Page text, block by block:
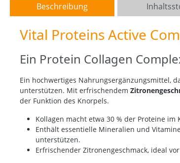
Beschreibung
Vital Proteins Active
Ein Protein Collagen
Ein hochwertiges Nahrungsergänzungsmittel,
unterstützen. Mit erfrischendem
der Funktion des Knorpels.
Kollagen macht etwa 30 % der Proteine
Enthält essentielle Mineralien und
unterstützen.
Erfrischender Zitronengeschmack, ideal